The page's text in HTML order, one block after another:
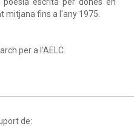
mitjana fins a l'any 1975.
per a l'AELC.
de: